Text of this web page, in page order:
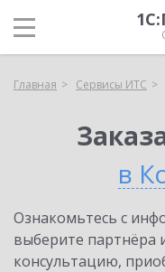
Главная Сервисы ИТС
в
Ознакомьтесь с
выберите партнёра
консультацию,